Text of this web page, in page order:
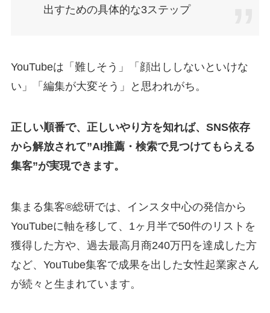
出すための具体的な3ステップ
YouTubeは「難しそう」「顔出ししないといけな
い」「編集が大変そう」と思われがち。
正しい順番で、正しいやり方を知れば、SNS依存
から解放されて”AI推薦・検索で見つけてもらえる
集客”が実現できます。
集まる集客®総研では、インスタ中心の発信から
YouTubeに軸を移して、1ヶ月半で50件のリストを
獲得した方や、過去最高月商240万円を達成した方
など、YouTube集客で成果を出した女性起業家さん
が続々と生まれています。